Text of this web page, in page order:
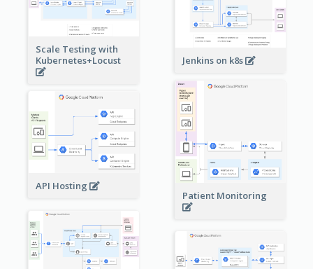
Jenkins on k8s
Scale Testing with
Kubernetes+Locust
Patient Monitoring
API Hosting